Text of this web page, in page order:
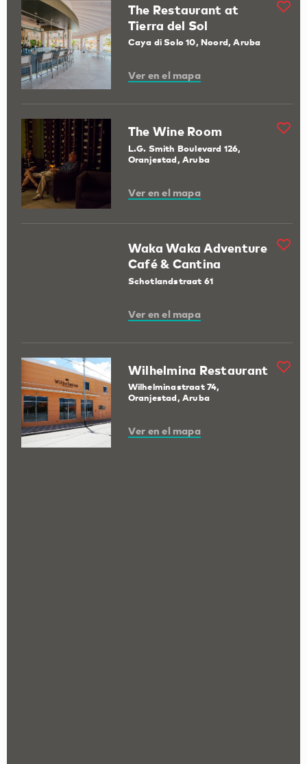
The Restaurant at
Tierra del Sol
Caya di Solo 10, Noord, Aruba
Ver en el mapa
The Wine Room
L.G. Smith Boulevard 126,
Oranjestad, Aruba
Ver en el mapa
Waka Waka Adventure
Café & Cantina
Schotlandstraat 61
Ver en el mapa
Wilhelmina Restaurant
Wilhelminastraat 74,
Oranjestad, Aruba
Ver en el mapa